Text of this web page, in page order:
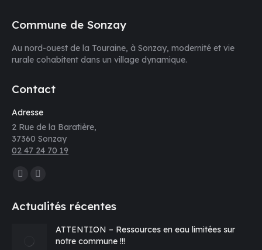
Commune de Sonzay
Au nord-ouest de la Touraine, à Sonzay, modernité et vie
rurale cohabitent dans un village dynamique.
Contact
Adresse
2 Rue de la Baratière,
37360 Sonzay
02 47 24 70 19
Trouvez nous sur :
Facebook
dans
E-
s'ouvre
Actualités récentes
ATTENTION – Ressources en eau limitées sur
notre commune !!!